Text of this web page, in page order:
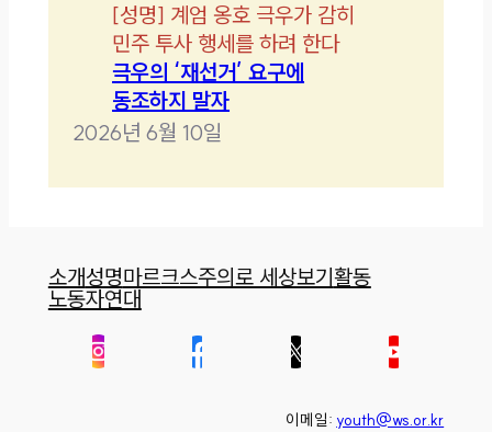
[성명] 계엄 옹호 극우가 감히
민주 투사 행세를 하려 한다
극우의 ‘재선거’ 요구에
동조하지 말자
2026년 6월 10일
소개성명마르크스주의로 세상보기활동
노동자연대
이메일: youth@ws.or.kr